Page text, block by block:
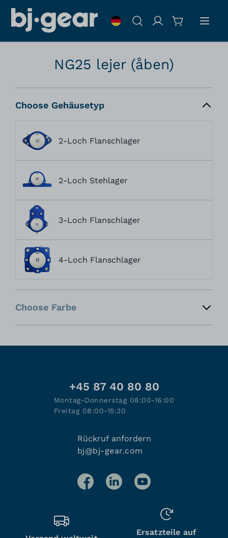
Suche
NG25 lejer (åben)
Choose Gehäusetyp
2-Loch Flanschlager
2-Loch Stehlager
3-Loch Flanschlager
4-Loch Flanschlager
Choose Farbe
+45 87 40 80 80
Montag-Donnerstag 08:00-16:00
Freitag 08:00-15:30
Rückruf anfordern
bj@bj-gear.com
Ersatzteile auf